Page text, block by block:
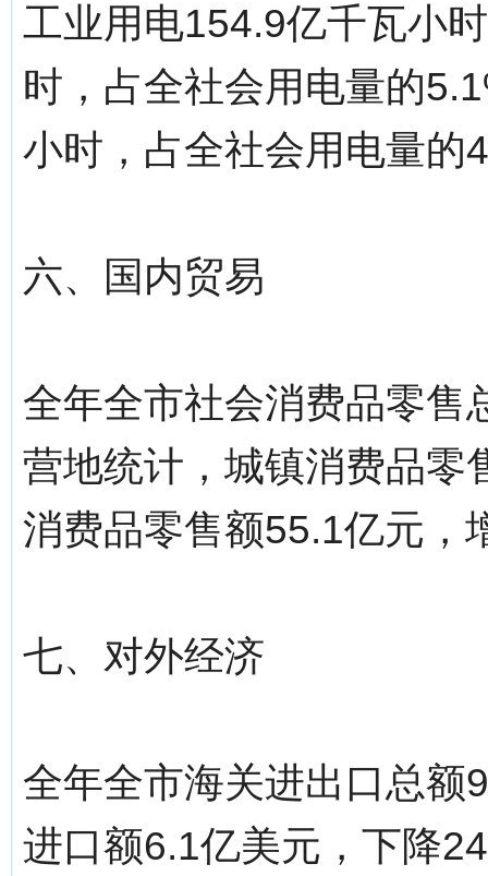
工业用电154.9亿千瓦小
时，占全社会用电量的
小时，占全社会用电量的
六、国内贸易
全年全市社会消费品零售
营地统计，城镇消费品零
消费品零售额55.1亿元，
七、对外经济
全年全市海关进出口总额
进口额6.1亿美元，下降